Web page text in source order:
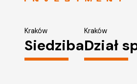
Kraków
Siedziba
Kraków
Dział